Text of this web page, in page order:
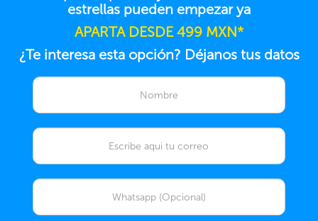
estrellas pueden empezar ya
APARTA DESDE 499 MXN*
¿Te interesa esta opción? Déjanos tus datos